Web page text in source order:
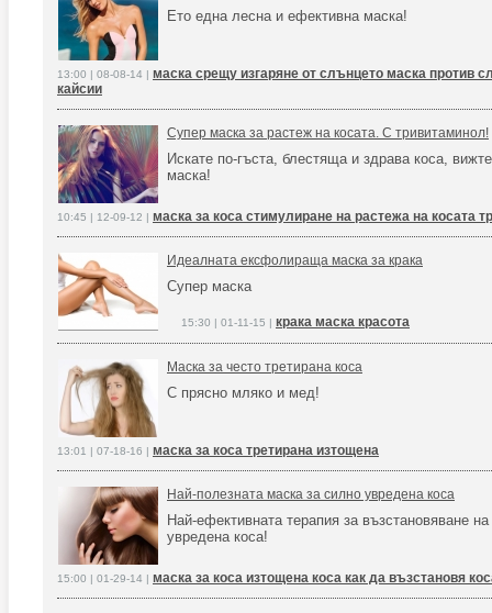
Ето една лесна и ефективна маска!
13:00 | 08-08-14 | маска срещу изгаряне от слънцето маска против
кайсии
Супер маска за растеж на косата. С тривитаминол!
Искате по-гъста, блестяща и здрава коса,
маска!
10:45 | 12-09-12 | маска за коса стимулиране на растежа на косата
Идеалната ексфолираща маска за крака
Супер маска
15:30 | 01-11-15 | крака маска красота
Маска за често третирана коса
С прясно мляко и мед!
13:01 | 07-18-16 | маска за коса третирана изтощена
Най-полезната маска за силно увредена коса
Най-ефективната терапия за възстановяване
увредена коса!
15:00 | 01-29-14 | маска за коса изтощена коса как да възстановя